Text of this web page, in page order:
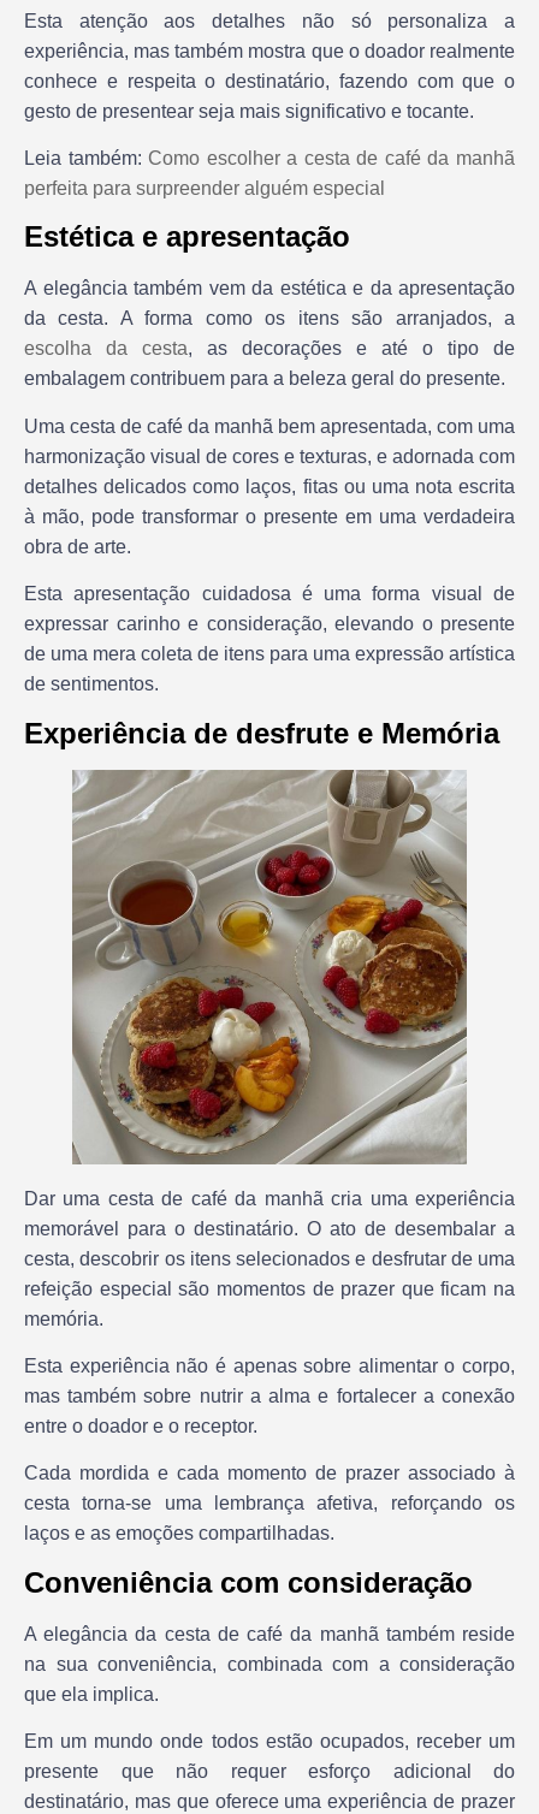
Esta atenção aos detalhes não só personaliza a
experiência, mas também mostra que o doador realmente
conhece e respeita o destinatário, fazendo com que o
gesto de presentear seja mais significativo e tocante.
Leia também: Como escolher a cesta de café da manhã
perfeita para surpreender alguém especial
Estética e apresentação
A elegância também vem da estética e da apresentação
da cesta. A forma como os itens são arranjados, a
escolha da cesta, as decorações e até o tipo de
embalagem contribuem para a beleza geral do presente.
Uma cesta de café da manhã bem apresentada, com uma
harmonização visual de cores e texturas, e adornada com
detalhes delicados como laços, fitas ou uma nota escrita
à mão, pode transformar o presente em uma verdadeira
obra de arte.
Esta apresentação cuidadosa é uma forma visual de
expressar carinho e consideração, elevando o presente
de uma mera coleta de itens para uma expressão artística
de sentimentos.
Experiência de desfrute e Memória
Dar uma cesta de café da manhã cria uma experiência
memorável para o destinatário. O ato de desembalar a
cesta, descobrir os itens selecionados e desfrutar de uma
refeição especial são momentos de prazer que ficam na
memória.
Esta experiência não é apenas sobre alimentar o corpo,
mas também sobre nutrir a alma e fortalecer a conexão
entre o doador e o receptor.
Cada mordida e cada momento de prazer associado à
cesta torna-se uma lembrança afetiva, reforçando os
laços e as emoções compartilhadas.
Conveniência com consideração
A elegância da cesta de café da manhã também reside
na sua conveniência, combinada com a consideração
que ela implica.
Em um mundo onde todos estão ocupados, receber um
presente que não requer esforço adicional do
destinatário, mas que oferece uma experiência de prazer